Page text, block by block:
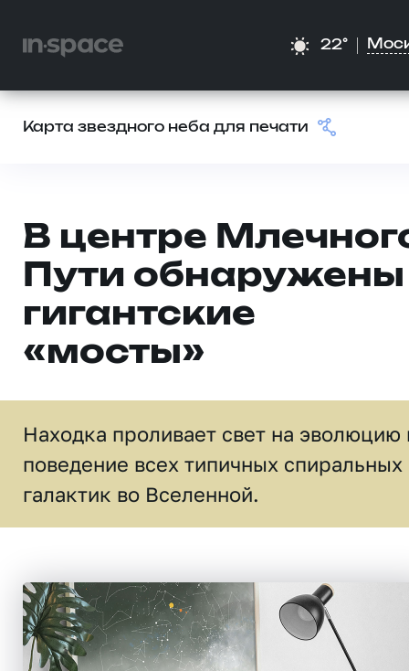
22°
Карта звездного неба для печати
В центре
Пути обнаружены
гигантские
«мосты»
Находка проливает свет на эволюцию
поведение всех типичных спиральных
галактик во Вселенной.